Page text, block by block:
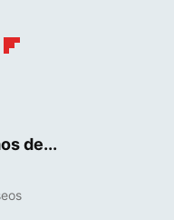
de...